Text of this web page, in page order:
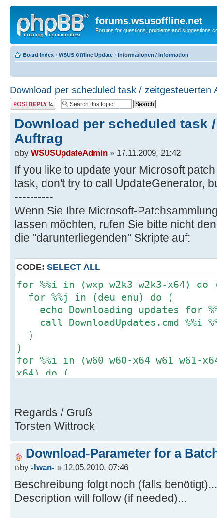
forums.wsusoffline.net
Forums for questions, problems and suggestions
Board index ‹ WSUS Offline Update ‹ Informationen / Information
Download per scheduled task / zeitgesteuerten
Post a reply
Download per scheduled task
Auftrag
by WSUSUpdateAdmin » 17.11.2009, 21:42
If you like to update your Microsoft
task, don't try to call UpdateGenerator,
----------
Wenn Sie Ihre Microsoft-
lassen möchten, rufen Sie bitte nicht
die "darunterliegenden" Skripte auf:
CODE: SELECT ALL
for %%i in (wxp w2k3 w2k3-x64) do
for %%j in (deu enu) do (
echo Downloading updates for
call DownloadUpdates.cmd %%i
)
)
for %%i in (w60 w60-x64 w61 w61-
x64) do (
/includemsse /verify
)
echo Downloading updates for
call DownloadUpdates.cmd %%i
)
for %%i in (oxp o2k3 o2k7) do (
for %%j in (deu enu) do (
Regards / Gruß
Torsten Wittrock
Download-Parameter for a
by -Iwan- » 12.05.2010, 07:46
Beschreibung folgt noch (falls benötigt)...
Description will follow (if needed)...